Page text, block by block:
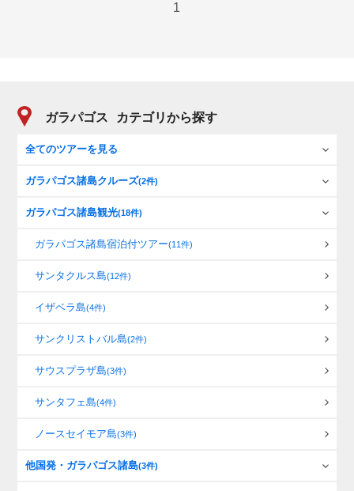
1
ガラパゴス カテゴリから探す
全てのツアーを見る
ガラパゴス諸島クルーズ(2件)
ガラパゴス諸島観光(18件)
ガラパゴス諸島宿泊付ツアー(11件)
サンタクルス島(12件)
イザベラ島(4件)
サンクリストバル島(2件)
サウスプラザ島(3件)
サンタフェ島(4件)
ノースセイモア島(3件)
他国発・ガラパゴス諸島(3件)